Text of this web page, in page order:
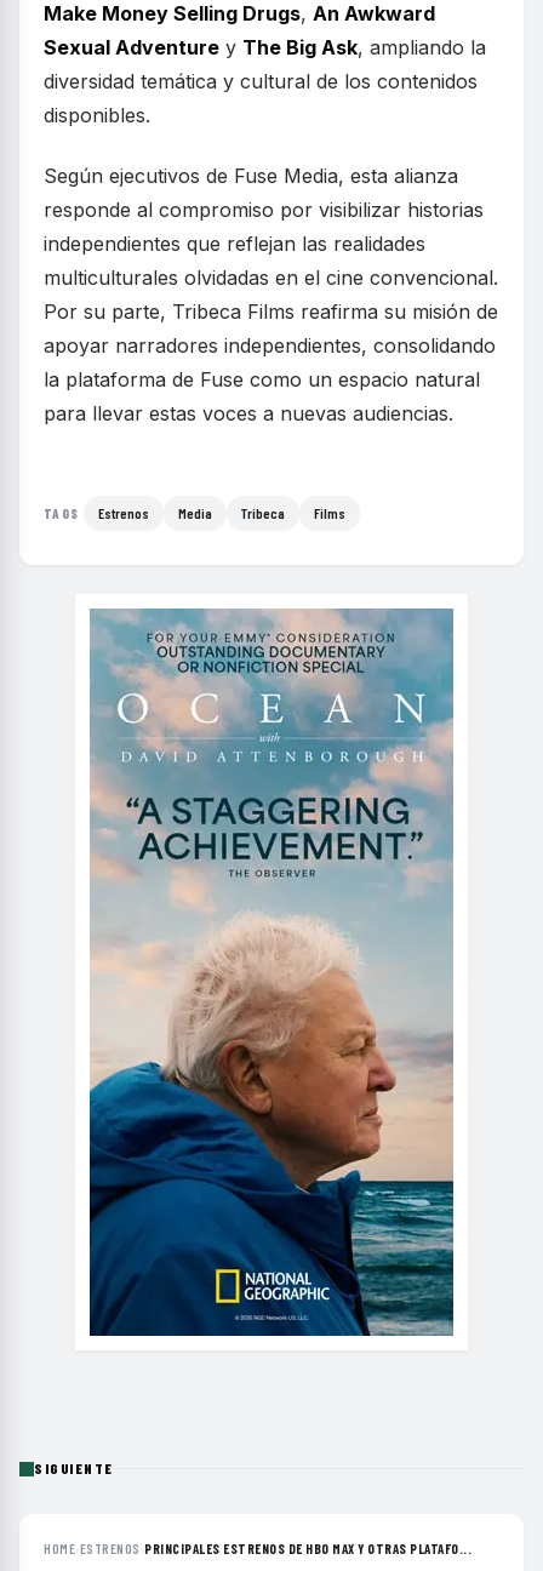
Make Money Selling Drugs, An Awkward
Sexual Adventure y The Big Ask, ampliando la
diversidad temática y cultural de los contenidos
disponibles.
Según ejecutivos de Fuse Media, esta alianza
responde al compromiso por visibilizar historias
independientes que reflejan las realidades
multiculturales olvidadas en el cine convencional.
Por su parte, Tribeca Films reafirma su misión de
apoyar narradores independientes, consolidando
la plataforma de Fuse como un espacio natural
para llevar estas voces a nuevas audiencias.
TAGS Estrenos Media Tribeca Films
SIGUIENTE
HOME›ESTRENOS ›PRINCIPALES ESTRENOS DE HBO MAX Y OTRAS PLATAFO...